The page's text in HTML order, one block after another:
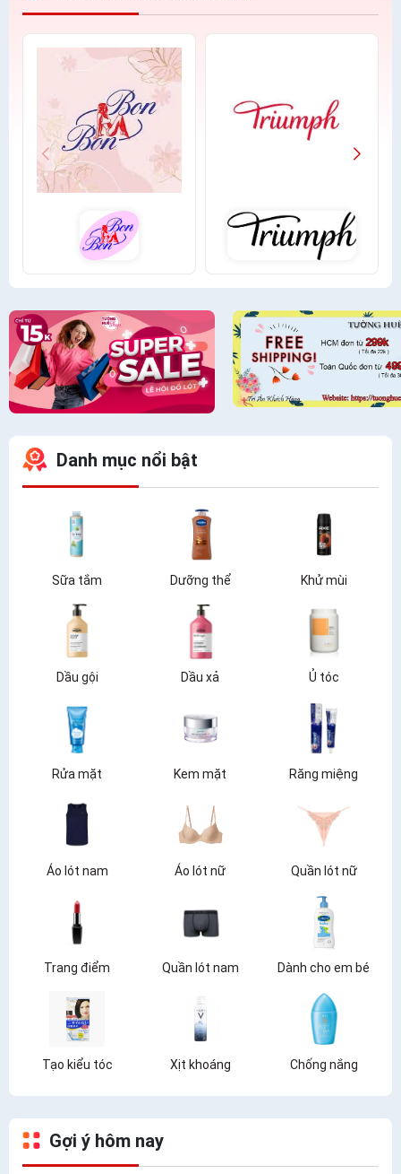
Danh mục nổi bật
Sữa tắm Dưỡng thể Khử mùi
Dầu gội Dầu xả Ủ tóc
Rửa mặt Kem mặt Răng miệng
Áo lót nam Áo lót nữ Quần lót nữ
Trang điểm Quần lót nam Dành cho em bé
Tạo kiểu tóc Xịt khoáng Chống nắng
Gợi ý hôm nay